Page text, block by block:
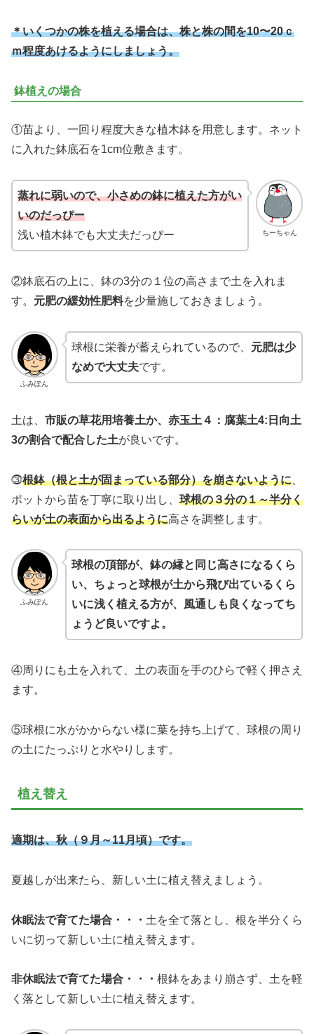
＊いくつかの株を植える場合は、株と株の間を10〜20ｃ
ｍ程度あけるようにしましょう。
鉢植えの場合
①苗より、一回り程度大きな植木鉢を用意します。ネット
に入れた鉢底石を1cm位敷きます。
ちーちゃん
蒸れに弱いので、小さめの鉢に植えた方がい
いのだっぴー
浅い植木鉢でも大丈夫だっぴー
②鉢底石の上に、鉢の3分の１位の高さまで土を入れま
す。 元肥の緩効性肥料を少量施しておきましょう。
ふみぽん
球根に栄養が蓄えられているので、 元肥は少
なめで大丈夫です。
土は、 市販の草花用培養土か、赤玉土４：腐葉土4:日向土
3の割合で配合した土が良いです。
⓷根鉢（根と土が固まっている部分）を崩さないように
ポットから苗を丁寧に取り出し、 球根の３分の１～半分く
らいが土の表面から出るように高さを調整します。
ふみぽん
球根の頂部が、鉢の縁と同じ高さになるくら
い、ちょっと球根が土から飛び出ているくら
いに浅く植える方が、風通しも良くなってち
ょうど良いですよ。
④周りにも土を入れて、土の表面を手のひらで軽く押さえ
ます。
⑤球根に水がかからない様に葉を持ち上げて、球根の周り
の土にたっぷりと水やりします。
植え替え
適期は、秋（９月～11月頃）です。
夏越しが出来たら、新しい土に植え替えましょう。
休眠法で育てた場合・・・ 土を全て落とし、根を半分くら
いに切って新しい土に植え替えます。
非休眠法で育てた場合・・・ 根鉢をあまり崩さず、土を軽
く落として新しい土に植え替えます。